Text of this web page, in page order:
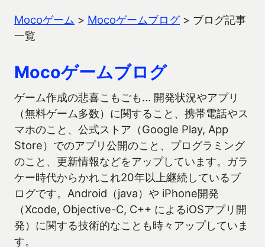
Mocoゲーム > Mocoゲームブログ> ブログ記事
一覧
Mocoゲームブログ
ゲーム作成の悲喜こもごも… 開発状況やアプリ
（無料ゲーム多数）に関すること、携帯電話やス
マホのこと、公式ストア（Google Play, App
Store）でのアプリ公開のこと、プログラミング
のこと、更新情報などをアップしています。ガラ
ケー時代からかれこれ20年以上継続しているブ
ログです。Android（java）や iPhone開発
（Xcode, Objective-C, C++ によるiOSアプリ開
発）に関する技術的なことも時々アップしていま
す。